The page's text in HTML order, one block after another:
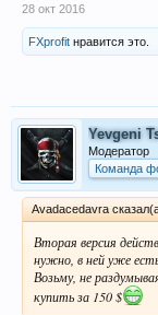
28 окт 2016
FXprofit нравится это.
Yevgeni
Модератор
Команда
Avadacedavra
Вторая версия
нужно, в ней уже
Возьму, не
купить за 150 $